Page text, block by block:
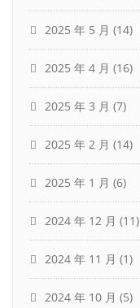
2025 年 5 月 (14)
2025 年 4 月 (16)
2025 年 3 月 (7)
2025 年 2 月 (14)
2025 年 1 月 (6)
2024 年 12 月 (11)
2024 年 11 月 (1)
2024 年 10 月 (5)